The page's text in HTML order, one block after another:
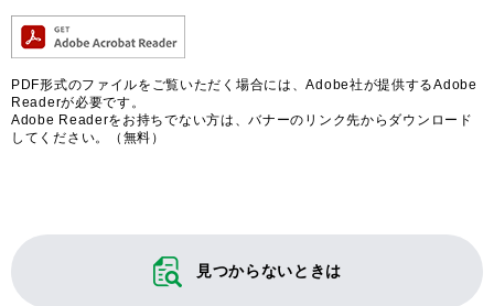
PDF形式のファイルをご覧いただく場合には、Adobe社が提供するAdobe
Readerが必要です。
Adobe Readerをお持ちでない方は、バナーのリンク先からダウンロード
してください。（無料）
見つからないときは